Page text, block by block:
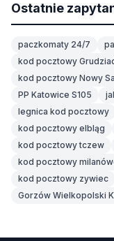
Ostatnie
paczkomaty 24/7
kod pocztowy
kod pocztowy Nowy
PP Katowice S105
legnica kod pocztowy
kod pocztowy elbląg
kod pocztowy tczew
kod pocztowy
kod pocztowy zywiec
Gorzów Wielkopolski